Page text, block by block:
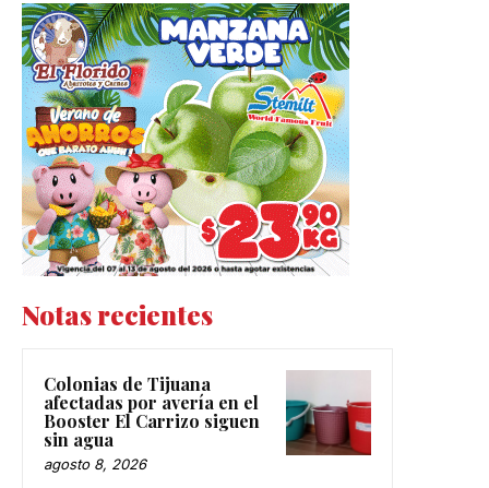
Notas recientes
Colonias de Tijuana
afectadas por avería en el
Booster El Carrizo siguen
sin agua
agosto 8, 2026